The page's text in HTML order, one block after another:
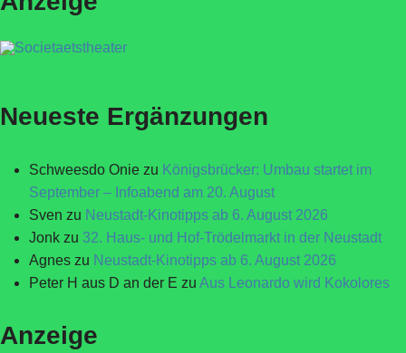
Neueste Ergänzungen
Schweesdo Onie zu Königsbrücker: Umbau startet im
September – Infoabend am 20. August
Sven zu Neustadt-Kinotipps ab 6. August 2026
Jonk zu 32. Haus- und Hof-Trödelmarkt in der Neustadt
Agnes zu Neustadt-Kinotipps ab 6. August 2026
Peter H aus D an der E zu Aus Leonardo wird Kokolores
Anzeige